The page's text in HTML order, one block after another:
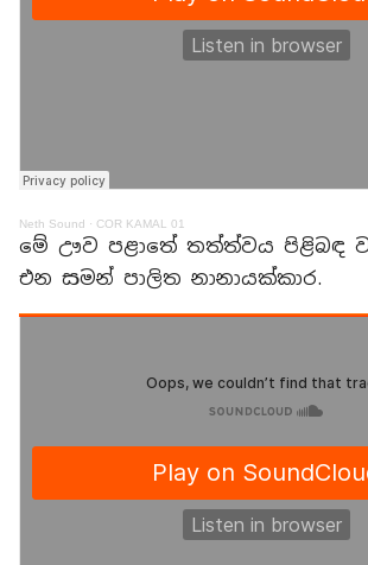
Neth Sound · COR KAMAL 01
මේ ඌව පළාතේ තත්ත්වය පිළිබඳ
එන සමන් පාලිත නානායක්කාර.